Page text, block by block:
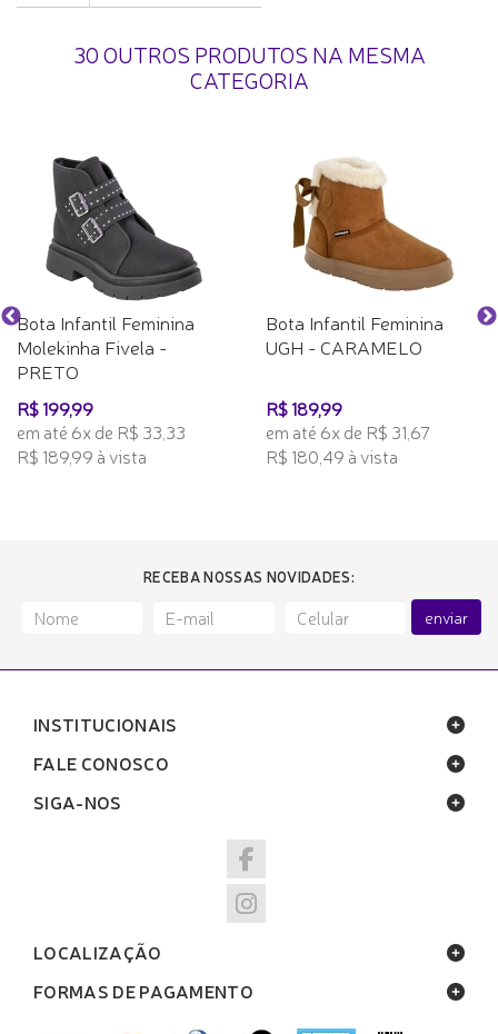
30 OUTROS PRODUTOS NA MESMA
CATEGORIA
Bota Infantil Feminina
Molekinha Fivela -
PRETO
R$ 199,99
em até 6x de R$ 33,33
R$ 189,99 à vista
Bota Infantil Feminina
UGH - CARAMELO
R$ 189,99
em até 6x de R$ 31,67
R$ 180,49 à vista
RECEBA NOSSAS NOVIDADES:
enviar
INSTITUCIONAIS
FALE CONOSCO
SIGA-NOS
LOCALIZAÇÃO
FORMAS DE PAGAMENTO